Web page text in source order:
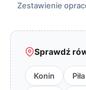
Zestawienie
Sprawdź
Konin Piła